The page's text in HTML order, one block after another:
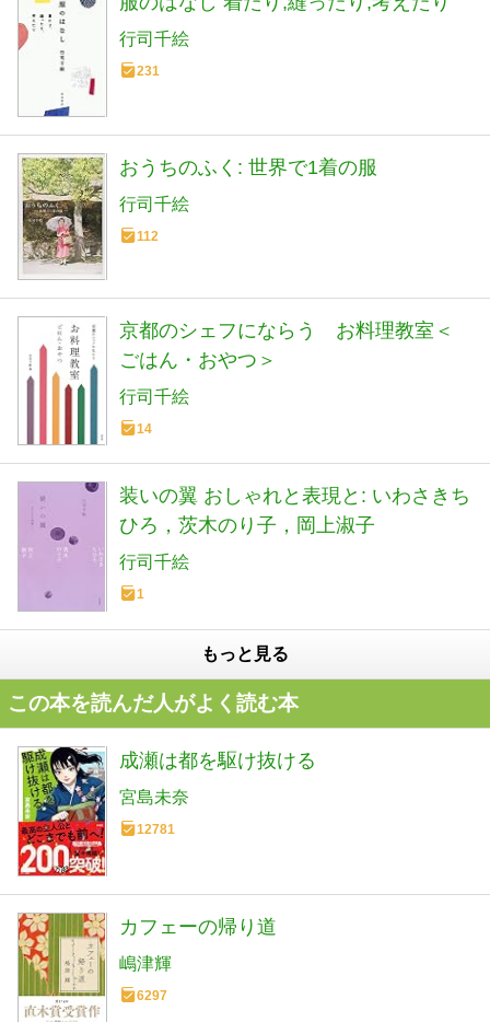
行司千絵
231
おうちのふく: 世界で1着の服
行司千絵
112
京都のシェフにならう お料理教室＜
ごはん・おやつ＞
行司千絵
14
装いの翼 おしゃれと表現と: いわさきち
ひろ，茨木のり子，岡上淑子
行司千絵
1
もっと見る
この本を読んだ人がよく読む本
成瀬は都を駆け抜ける
宮島未奈
12781
カフェーの帰り道
嶋津輝
6297